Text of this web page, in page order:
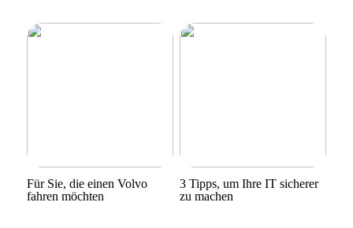
Für Sie, die einen Volvo
fahren möchten
3 Tipps, um Ihre IT sicherer
zu machen